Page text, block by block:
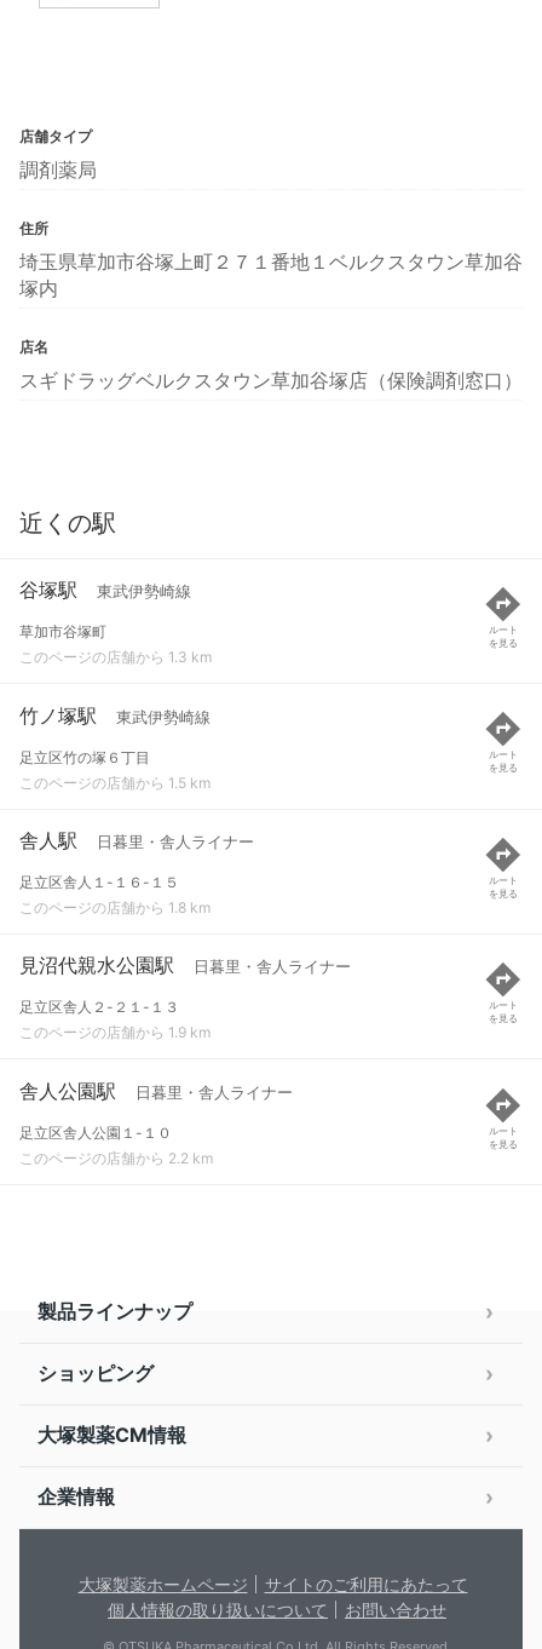
店舗タイプ
調剤薬局
住所
埼玉県草加市谷塚上町２７１番地１ベルクスタウン草加谷
塚内
店名
スギドラッグベルクスタウン草加谷塚店（保険調剤窓口）
近くの駅
谷塚駅 東武伊勢崎線
草加市谷塚町
このページの店舗から 1.3 km
ルート
を見る
竹ノ塚駅 東武伊勢崎線
足立区竹の塚６丁目
このページの店舗から 1.5 km
ルート
を見る
舎人駅 日暮里・舎人ライナー
足立区舎人１-１６-１５
このページの店舗から 1.8 km
ルート
を見る
見沼代親水公園駅 日暮里・舎人ライナー
足立区舎人２-２１-１３
このページの店舗から 1.9 km
ルート
を見る
舎人公園駅 日暮里・舎人ライナー
足立区舎人公園１-１０
このページの店舗から 2.2 km
ルート
を見る
製品ラインナップ
ショッピング
大塚製薬CM情報
企業情報
大塚製薬ホームページ
サイトのご利用にあたって
個人情報の取り扱いについて
お問い合わせ